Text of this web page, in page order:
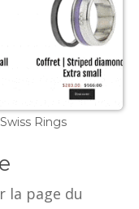
Rings
la page du